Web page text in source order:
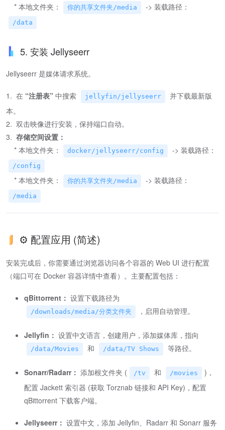
* 本地文件夹： 你的共享文件夹/media -> 装载路径：
/data
5. 安装 Jellyseerr
Jellyseerr 是媒体请求系统。
1. 在 “注册表” 中搜索 jellyfin/jellyseerr
并下载最新版
本。
2. 双击映像进行安装，保持端口自动。
3. 存储空间设置：
* 本地文件夹：
docker/jellyseerr/config -> 装载路径：
/config
* 本地文件夹： 你的共享文件夹/media -> 装载路径：
/media
⚙️ 配置应用 (简述)
安装完成后，你需要通过浏览器访问各个容器的 Web UI 进行配置
（端口可在 Docker 容器详情中查看）。主要配置包括：
qBittorrent： 设置下载路径为
/downloads/media/分类文件夹 ，启用自动管理。
Jellyfin： 设置中文语言，创建用户，添加媒体库，指向
/data/Movies 和 /data/TV Shows 等路径。
Sonarr/Radarr： 添加根文件夹 ( /tv 和 /movies
)，
配置 Jackett 索引器 (获取 Torznab 链接和 API Key)，配置
qBittorrent 下载客户端。
Jellyseerr： 设置中文，添加 Jellyfin、Radarr 和 Sonarr 服务